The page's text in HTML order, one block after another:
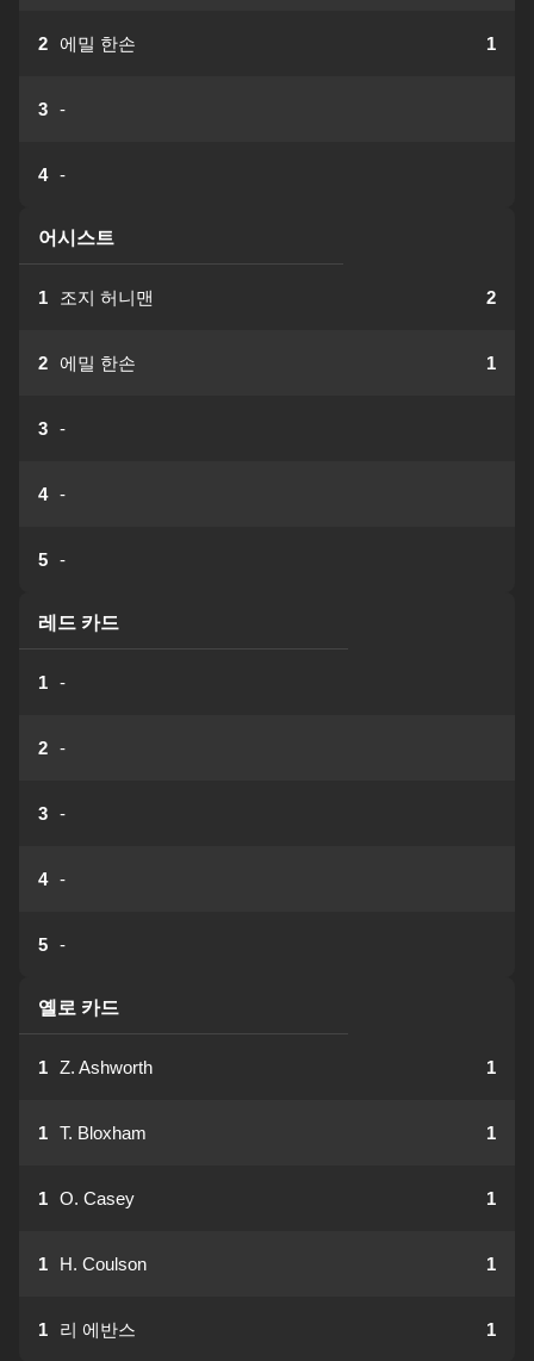
2 에밀 한손 1
3 -
4 -
어시스트
1 조지 허니맨 2
2 에밀 한손 1
3 -
4 -
5 -
레드 카드
1 -
2 -
3 -
4 -
5 -
옐로 카드
1 Z. Ashworth 1
1 T. Bloxham 1
1 O. Casey 1
1 H. Coulson 1
1 리 에반스 1